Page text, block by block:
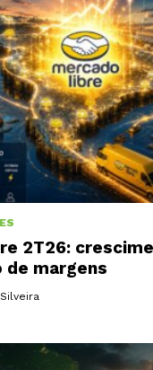
2T26:
de margens